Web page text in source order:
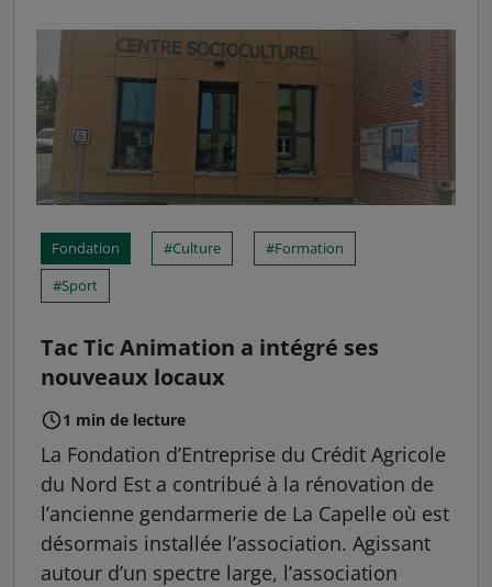
Fondation Culture
Formation
Sport
Tac Tic Animation a intégré ses
nouveaux locaux
1 min de lecture
La Fondation d’Entreprise du Crédit Agricole
du Nord Est a contribué à la rénovation de
l’ancienne gendarmerie de La Capelle où est
désormais installée l’association. Agissant
autour d’un spectre large, l’association